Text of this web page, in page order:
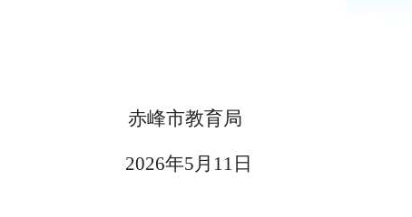
赤峰市教育局
2026年5月 11 日